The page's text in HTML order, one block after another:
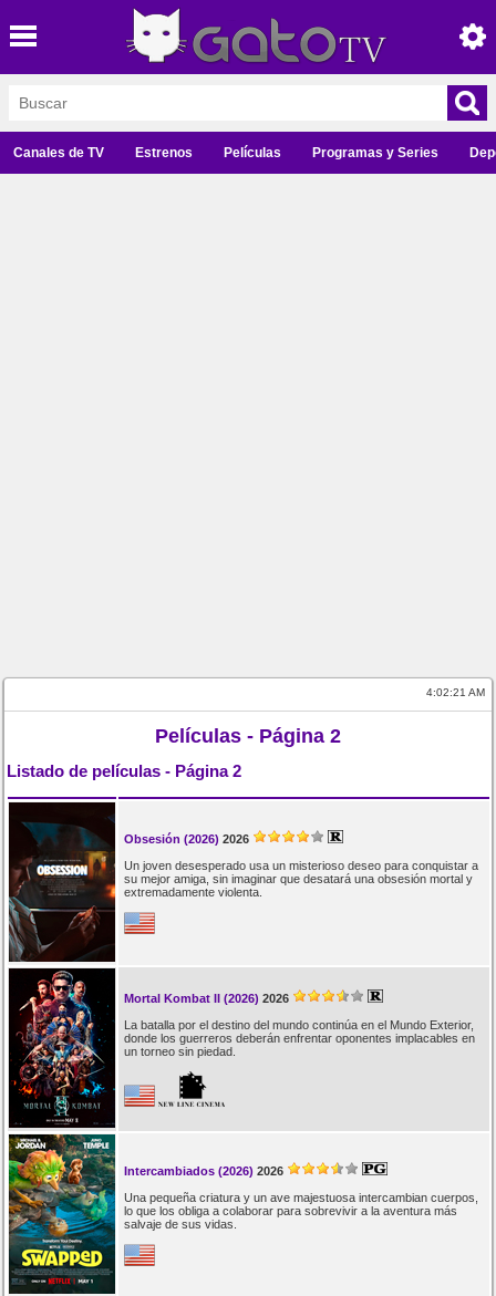
Canales de TV Estrenos Películas Programas y Series
4:02:22 AM
Películas - Página 2
Listado de películas - Página 2
Obsesión (2026) 2026
Un joven desesperado usa un misterioso deseo para conquistar a
su mejor amiga, sin imaginar que desatará una obsesión mortal y
extremadamente violenta.
Mortal Kombat II (2026) 2026
La batalla por el destino del mundo continúa en el Mundo Exterior,
donde los guerreros deberán enfrentar oponentes implacables en
un torneo sin piedad.
Intercambiados (2026) 2026
Una pequeña criatura y un ave majestuosa intercambian cuerpos,
lo que los obliga a colaborar para sobrevivir a la aventura más
salvaje de sus vidas.